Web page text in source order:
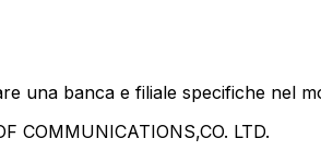
una banca e filiale specifiche nel
COMMUNICATIONS,CO. LTD.